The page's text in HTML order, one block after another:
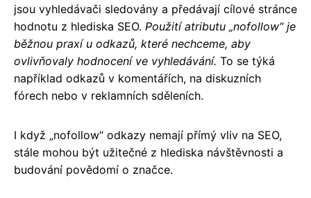
jsou vyhledávači sledovány a předávají cílové stránce
hodnotu z hlediska SEO. Použití atributu „nofollow“ je
běžnou praxí u odkazů, které nechceme, aby
ovlivňovaly hodnocení ve vyhledávání. To se týká
například odkazů v komentářích, na diskuzních
fórech nebo v reklamních sděleních.
I když „nofollow“ odkazy nemají přímý vliv na SEO,
stále mohou být užitečné z hlediska návštěvnosti a
budování povědomí o značce.